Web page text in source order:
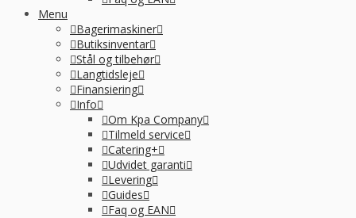
Menu
Bagerimaskiner
Butiksinventar
Stål og tilbehør
Langtidsleje
Finansiering
Info
Om Kpa Company
Tilmeld service
Catering+
Udvidet garanti
Levering
Guides
Faq og EAN